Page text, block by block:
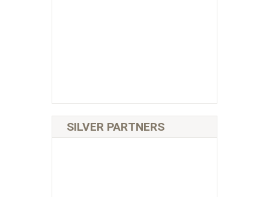
SILVER PARTNERS